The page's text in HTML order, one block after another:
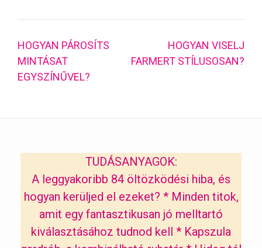
Post
navigation
HOGYAN PÁROSÍTS
MINTÁSAT
EGYSZÍNŰVEL?
HOGYAN VISELJ
FARMERT STÍLUSOSAN?
TUDÁSANYAGOK:
A leggyakoribb 84 öltözködési hiba, és
hogyan kerüljed el ezeket? * Minden titok,
amit egy fantasztikusan jó melltartó
kiválasztásához tudnod kell * Kapszula